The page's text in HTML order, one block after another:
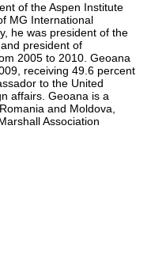
of the Aspen Institute
MG International
he was president of the
president of
2005 to 2010. Geoana
receiving 49.6 percent
to the United
affairs. Geoana is a
and Moldova,
Association